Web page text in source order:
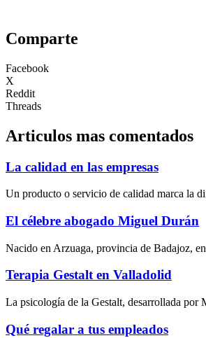
Comparte
Facebook
X
Reddit
Threads
Articulos mas comentados
La calidad en las empresas
Un producto o servicio de calidad marca la
El célebre abogado Miguel Durán
Nacido en Arzuaga, provincia de Badajoz,
Terapia Gestalt en Valladolid
La psicología de la Gestalt, desarrollada
Qué regalar a tus empleados